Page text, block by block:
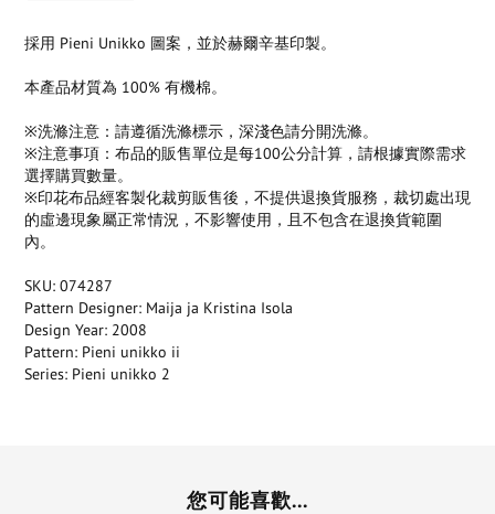
採用 Pieni Unikko 圖案，並於赫爾辛基印製。
本產品材質為 100% 有機棉。
※洗滌注意：請遵循洗滌標示，深淺色請分開洗滌。
※注意事項：布品的販售單位是每100公分計算，請根據實際需求
選擇購買數量。
※印花布品經客製化裁剪販售後，不提供退換貨服務，裁切處出現
的虛邊現象屬正常情況，不影響使用，且不包含在退換貨範圍
內。
SKU: 074287
Pattern Designer: Maija ja Kristina Isola
Design Year: 2008
Pattern: Pieni unikko ii
Series: Pieni unikko 2
您可能喜歡...